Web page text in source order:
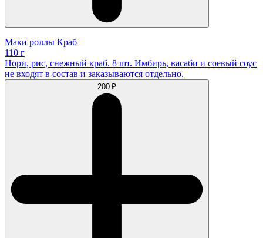
Маки роллы Краб
110 г
Нори, рис, снежный краб. 8 шт. Имбирь, васаби и соевый соус
не входят в состав и заказываются отдельно.
200 ₽